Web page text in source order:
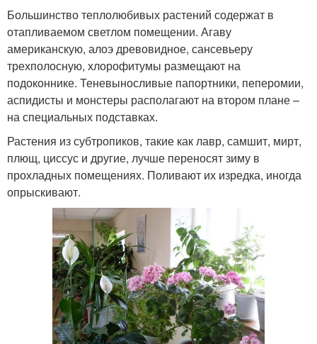
Большинство теплолюбивых растений содержат в
отапливаемом светлом помещении. Агаву
американскую, алоэ древовидное, сансевьеру
трехполосную, хлорофитумы размещают на
подоконнике. Теневыносливые папортники, пеперомии,
аспидисты и монстеры располагают на втором плане –
на специальных подставках.
Растения из субтропиков, такие как лавр, самшит, мирт,
плющ, циссус и другие, лучше переносят зиму в
прохладных помещениях. Поливают их изредка, иногда
опрыскивают.